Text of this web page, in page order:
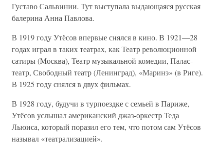
Густаво Сальвинии. Тут выступала выдающаяся русская
балерина Анна Павлова.
В 1919 году Утёсов впервые снялся в кино. В 1921—28
годах играл в таких театрах, как Театр революционной
сатиры (Москва), Театр музыкальной комедии, Палас-
театр, Свободный театр (Ленинград), «Маринэ» (в Риге).
В 1925 году снялся в двух фильмах.
В 1928 году, будучи в турпоездке с семьей в Париже,
Утёсов услышал американский джаз-оркестр Теда
Льюиса, который поразил его тем, что потом сам Утёсов
называл «театрализацией».